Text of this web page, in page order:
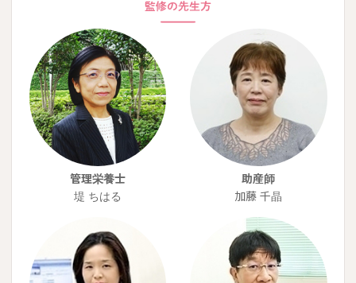
管理栄養士
堤 ちはる
助産師
加藤 千晶